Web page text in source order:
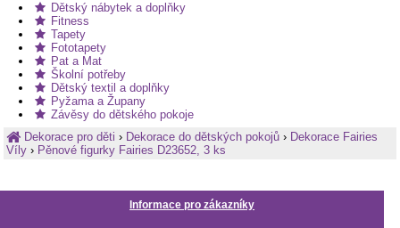
Dětský nábytek a doplňky
Fitness
Tapety
Fototapety
Pat a Mat
Školní potřeby
Dětský textil a doplňky
Pyžama a Župany
Závěsy do dětského pokoje
Dekorace pro děti› Dekorace do dětských pokojů › Dekorace Fairies
Víly › Pěnové figurky Fairies D23652, 3 ks
Informace pro zákazníky